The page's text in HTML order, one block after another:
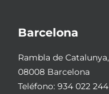
Barcelona
Rambla de Catalunya,
08008 Barcelona
Teléfono: 934 022 244